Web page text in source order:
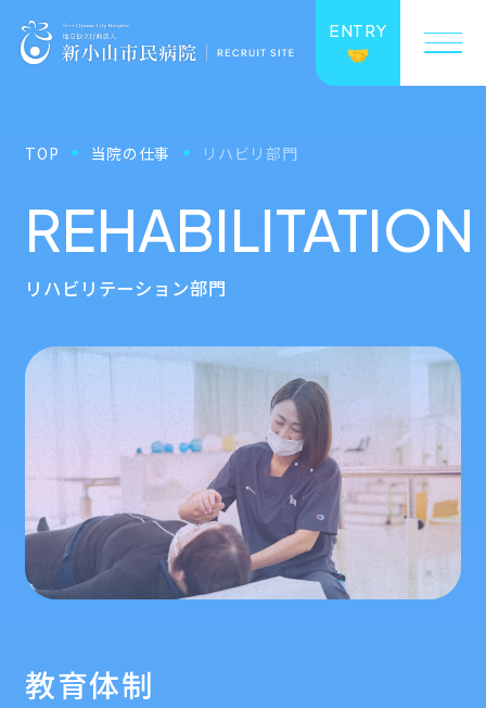
ENTRY
TOP 当院の仕事 リハビリ部門
REHABILITATION
リハビリテーション部門
教育体制